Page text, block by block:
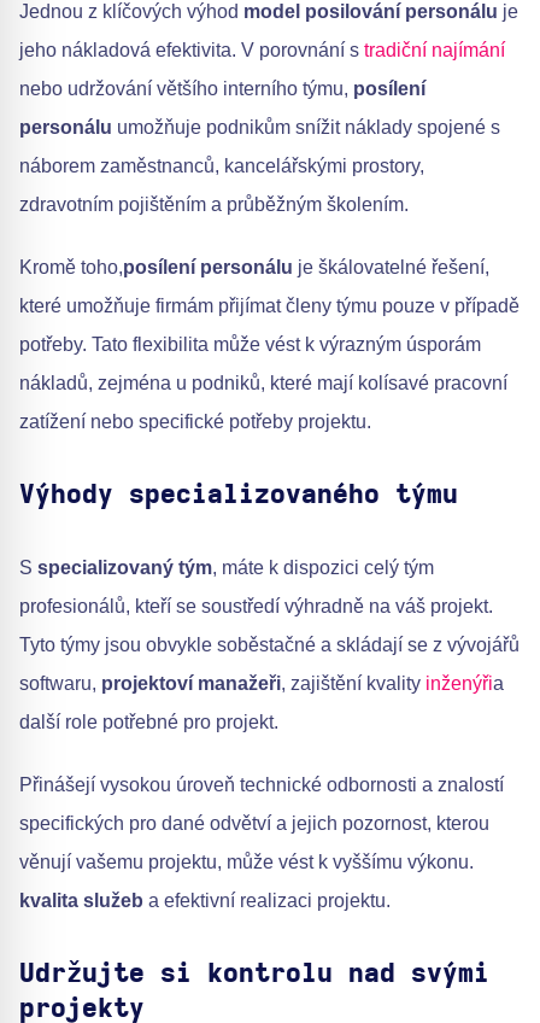
Jednou z klíčových výhod model posilování personálu je
jeho nákladová efektivita. V porovnání s tradiční najímání
nebo udržování většího interního týmu, posílení
personálu umožňuje podnikům snížit náklady spojené s
náborem zaměstnanců, kancelářskými prostory,
zdravotním pojištěním a průběžným školením.
Kromě toho,posílení personálu je škálovatelné řešení,
které umožňuje firmám přijímat členy týmu pouze v případě
potřeby. Tato flexibilita může vést k výrazným úsporám
nákladů, zejména u podniků, které mají kolísavé pracovní
zatížení nebo specifické potřeby projektu.
Výhody specializovaného týmu
S specializovaný tým, máte k dispozici celý tým
profesionálů, kteří se soustředí výhradně na váš projekt.
Tyto týmy jsou obvykle soběstačné a skládají se z vývojářů
softwaru, projektoví manažeři, zajištění kvality inženýřia
další role potřebné pro projekt.
Přinášejí vysokou úroveň technické odbornosti a znalostí
specifických pro dané odvětví a jejich pozornost, kterou
věnují vašemu projektu, může vést k vyššímu výkonu.
kvalita služeb a efektivní realizaci projektu.
Udržujte si kontrolu nad svými
projekty